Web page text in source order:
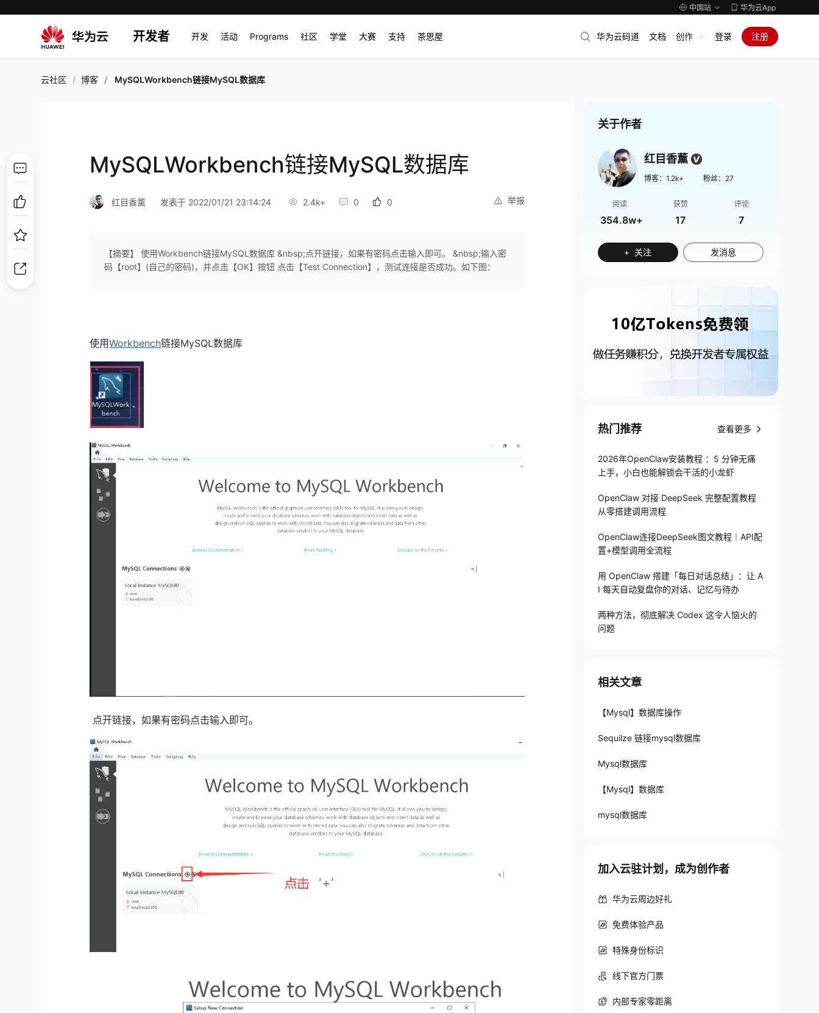
中国站 华为云App
开发者 开发 活动 Programs 社区 学堂 大赛 支持 茶思屋 华为云码道 文档 创作 登录 注册
云社区 博客 MySQLWorkbench链接MySQL数据库
MySQLWorkbench链接MySQL数据库
举报
红目香薰 发表于 2022/01/21 23:14:24 2.4k+ 0 0
【摘要】 使用Workbench链接MySQL数据库 &nbsp;点开链接，如果有密码点击输入即可。 &nbsp;输入密
码【root】(自己的密码)，并点击【OK】按钮 点击【Test Connection】，测试连接是否成功。如下图：
使用Workbench链接MySQL数据库
点开链接，如果有密码点击输入即可。
关于作者
红目香薰
博客： 1.2k+ 粉丝： 27
阅读
354.8w+
获赞
17
评论
7
+ 关注 发消息
热门推荐 查看更多
2026年OpenClaw安装教程 ：5 分钟无痛
上手，小白也能解锁会干活的小龙虾
OpenClaw 对接 DeepSeek 完整配置教程
从零搭建调用流程
OpenClaw连接DeepSeek图文教程｜API配
置+模型调用全流程
用 OpenClaw 搭建「每日对话总结」：让 A
I 每天自动复盘你的对话、记忆与待办
两种方法，彻底解决 Codex 这令人恼火的
问题
相关文章
【Mysql】数据库操作
Sequilze 链接mysql数据库
Mysql数据库
【Mysql】数据库
mysql数据库
加入云驻计划，成为创作者
华为云周边好礼
免费体验产品
特殊身份标识
线下官方门票
内部专家零距离